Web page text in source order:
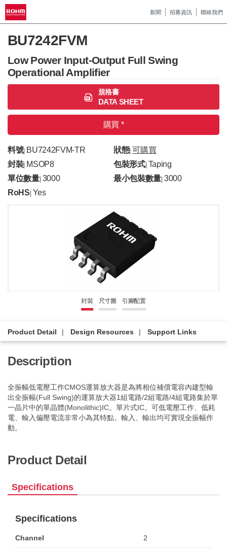
新聞 招募資訊 聯絡我們
BU7242FVM
Low Power Input-Output Full Swing
Operational Amplifier
規格書
DATA SHEET
購買 *
料號| BU7242FVM-TR 狀態| 可購買
封裝| MSOP8 包裝形式| Taping
單位數量| 3000 最小包裝數量 |3000
RoHS Yes
封裝 尺寸圖 引腳配置
Product Detail Design Resources Support Links
Description
全振幅低電壓工作CMOS運算放大器是為將相位補償電容內建型輸
出全振幅(Full Swing)的運算放大器1組電路/2組電路/4組電路集於單
一晶片中的單晶體(Monolithic)IC。單片式IC。可低電壓工作、低耗
電、輸入偏壓電流非常小為其特點。輸入、輸出均可實現全振幅作
動。
Product Detail
Specifications
Specifications
Channel 2